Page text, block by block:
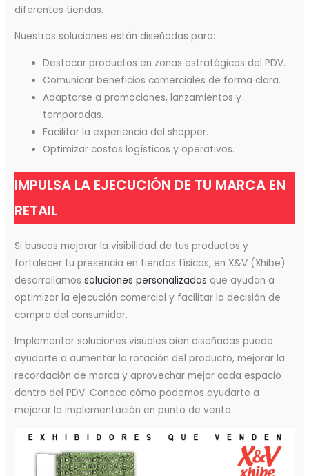
diferentes tiendas.
Nuestras soluciones están diseñadas para:
Destacar productos en zonas estratégicas del PDV.
Comunicar beneficios comerciales de forma clara.
Adaptarse a promociones, lanzamientos y
temporadas.
Facilitar la experiencia del shopper.
Optimizar costos logísticos y operativos.
IMPULSA LA EJECUCIÓN DE TU MARCA EN
RETAIL
Si buscas mejorar la visibilidad de tus productos y
fortalecer tu presencia en tiendas físicas, en X&V (Xhibe)
desarrollamossoluciones personalizadas que ayudan a
optimizar la ejecución comercial y facilitar la decisión de
compra del consumidor.
Implementar soluciones visuales bien diseñadas puede
ayudarte a aumentar la rotación del producto, mejorar la
recordación de marca y aprovechar mejor cada espacio
dentro del PDV. Conoce cómo podemos ayudarte a
mejorar la implementación en punto de venta